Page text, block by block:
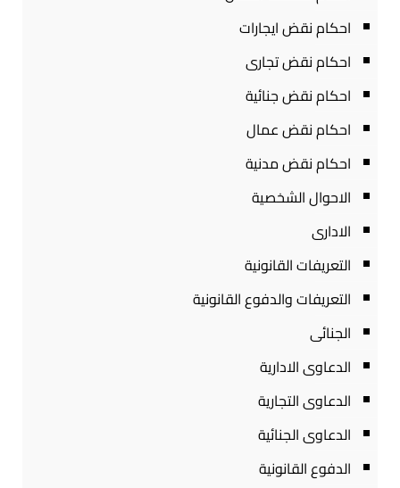
احكام نقض ايجارات
احكام نقض تجارى
احكام نقض جنائية
احكام نقض عمال
احكام نقض مدنية
الاحوال الشخصية
الادارى
التعريفات القانونية
التعريفات والدفوع القانونية
الجنائى
الدعاوى الادارية
الدعاوى التجارية
الدعاوى الجنائية
الدفوع القانونية